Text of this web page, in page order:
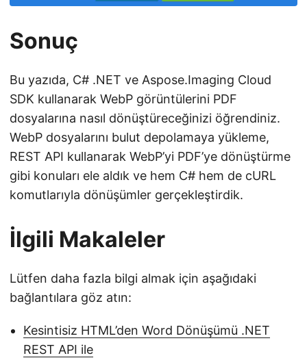
Sonuç
Bu yazıda, C# .NET ve Aspose.Imaging Cloud
SDK kullanarak WebP görüntülerini PDF
dosyalarına nasıl dönüştüreceğinizi öğrendiniz.
WebP dosyalarını bulut depolamaya yükleme,
REST API kullanarak WebP’yi PDF’ye dönüştürme
gibi konuları ele aldık ve hem C# hem de cURL
komutlarıyla dönüşümler gerçekleştirdik.
İlgili Makaleler
Lütfen daha fazla bilgi almak için aşağıdaki
bağlantılara göz atın:
Kesintisiz HTML’den Word Dönüşümü .NET
REST API ile